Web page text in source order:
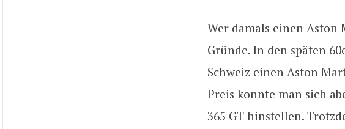
Wer damals einen
Gründe. In den späten
Schweiz einen Aston
Preis konnte man sich
365 GT hinstellen.